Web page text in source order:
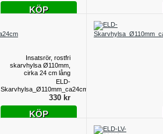
KÖP
Insatsrör, rostfri
skarvhylsa Ø110mm,
cirka 24 cm lång
ELD-
Skarvhylsa_Ø110mm_ca24cm
330 kr
KÖP